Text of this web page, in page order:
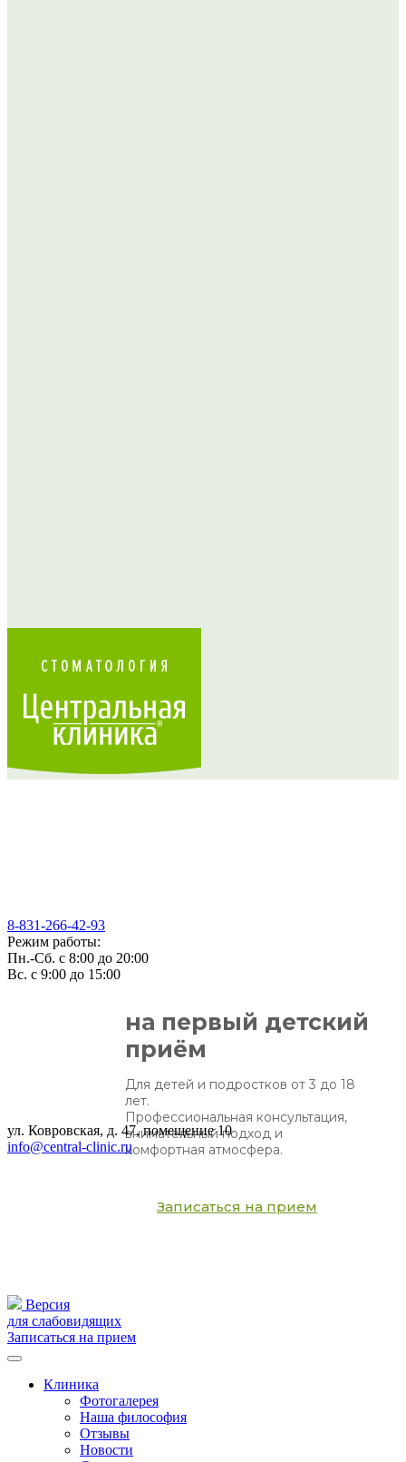
-50%
на первый детский
приём
Для детей и подростков от 3 до 18
лет.
Профессиональная консультация,
внимательный подход и
комфортная атмосфера.
Записаться на прием
8-831-266-42-93
Режим работы:
Пн.-Сб. с 8:00 до 20:00
Вс. с 9:00 до 15:00
ул. Ковровская, д. 47, помещение 10
info@central-clinic.ru
Версия
для слабовидящих
Записаться на прием
Клиника
Фотогалерея
Наша философия
Отзывы
Новости